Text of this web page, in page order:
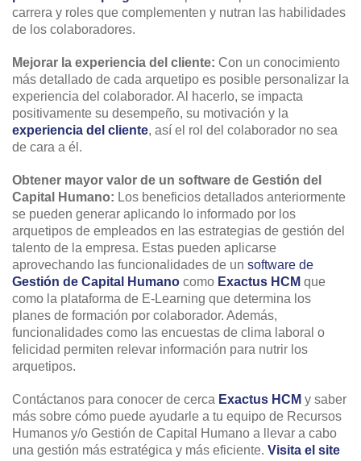
carrera y roles que complementen y nutran las habilidades
de los colaboradores.
Mejorar la experiencia del cliente: Con un conocimiento
más detallado de cada arquetipo es posible personalizar la
experiencia del colaborador. Al hacerlo, se impacta
positivamente su desempeño, su motivación y la
experiencia del cliente, así el rol del colaborador no sea
de cara a él.
Obtener mayor valor de un software de Gestión del
Capital Humano: Los beneficios detallados anteriormente
se pueden generar aplicando lo informado por los
arquetipos de empleados en las estrategias de gestión del
talento de la empresa. Estas pueden aplicarse
aprovechando las funcionalidades de un software de
Gestión de Capital Humano como Exactus HCM que
como la plataforma de E-Learning que determina los
planes de formación por colaborador. Además,
funcionalidades como las encuestas de clima laboral o
felicidad permiten relevar información para nutrir los
arquetipos.
Contáctanos para conocer de cerca Exactus HCM y saber
más sobre cómo puede ayudarle a tu equipo de Recursos
Humanos y/o Gestión de Capital Humano a llevar a cabo
una gestión más estratégica y más eficiente. Visita el site